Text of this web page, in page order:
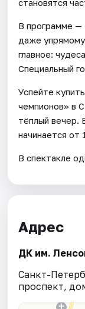
становятся
В программе —
даже
главное:
Специальный
Успейте
чемпионов» в
тёплый вечер.
начинается от
В спектакле
Адрес
ДК им.
Санкт-
проспект,